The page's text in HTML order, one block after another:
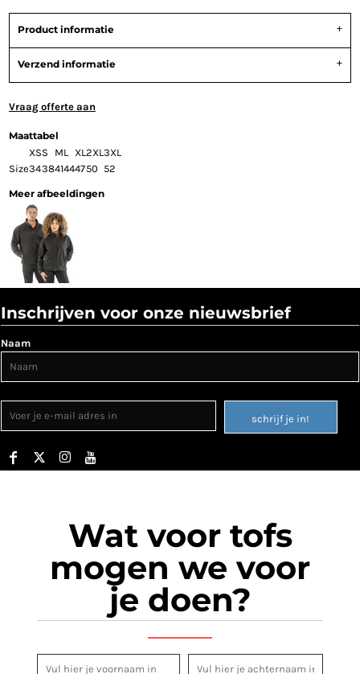
Product informatie
Verzend informatie
Vraag offerte aan
Maattabel
XSS ML XL2XL3XL
Size343841444750 52
Meer afbeeldingen
Inschrijven voor onze nieuwsbrief
Naam
schrijf je in!
Wat voor tofs
mogen we voor
je doen?